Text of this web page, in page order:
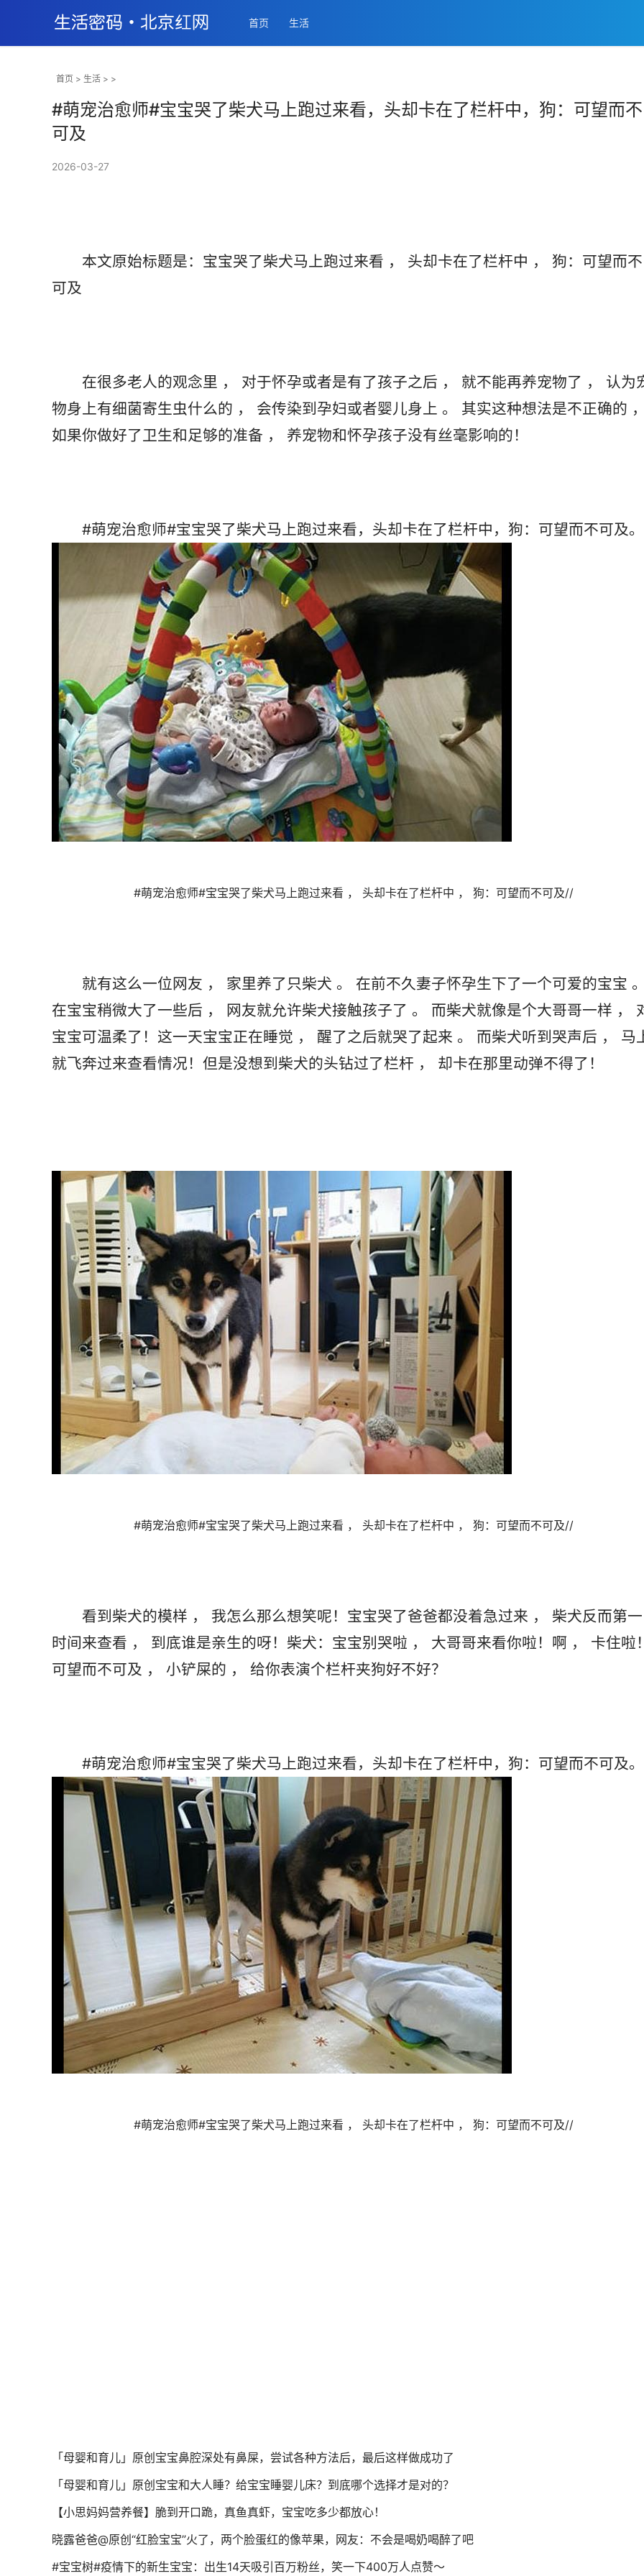
首页 生活
首页 > 生活 > >
#萌宠治愈师#宝宝哭了柴犬马上跑过来看，头却卡在了栏杆中，狗：可望而不
可及
2026-03-27
物身上有细菌寄生虫什么的 ， 会传染到孕妇或者婴儿身上 。 其实这种想法是不正确的
       #萌宠治愈师#宝宝哭了柴犬马上跑过来看，头却卡在了栏杆中，狗：可望而不可及。
#萌宠治愈师#宝宝哭了柴犬马上跑过来看 ， 头却卡在了栏杆中 ， 狗：可望而不可及//
在宝宝稍微大了一些后 ， 网友就允许柴犬接触孩子了 。 而柴犬就像是个大哥哥一样 ，
宝宝可温柔了！这一天宝宝正在睡觉 ， 醒了之后就哭了起来 。 而柴犬听到哭声后 ， 马
#萌宠治愈师#宝宝哭了柴犬马上跑过来看 ， 头却卡在了栏杆中 ， 狗：可望而不可及//
时间来查看 ， 到底谁是亲生的呀！柴犬：宝宝别哭啦 ， 大哥哥来看你啦！啊 ， 卡住啦
       #萌宠治愈师#宝宝哭了柴犬马上跑过来看，头却卡在了栏杆中，狗：可望而不可及。
#萌宠治愈师#宝宝哭了柴犬马上跑过来看 ， 头却卡在了栏杆中 ， 狗：可望而不可及//
「母婴和育儿」原创宝宝鼻腔深处有鼻屎，尝试各种方法后，最后这样做成功了
「母婴和育儿」原创宝宝和大人睡？给宝宝睡婴儿床？到底哪个选择才是对的？
【小思妈妈营养餐】脆到开口跪，真鱼真虾，宝宝吃多少都放心！
晓露爸爸@原创“红脸宝宝”火了，两个脸蛋红的像苹果，网友：不会是喝奶喝醉了吧
#宝宝树#疫情下的新生宝宝：出生14天吸引百万粉丝，笑一下400万人点赞～